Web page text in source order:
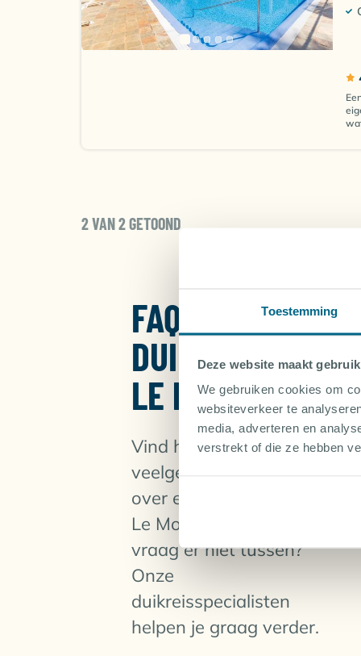
Toestemming
Deze website maakt
We gebruiken cookies om
websiteverkeer te
media, adverteren en
verstrekt of die ze hebben
2 VAN 2 GETOOND
FAQ |
DUIKVAKANTIE
LE MORNE
Vind hier de
veelgestelde vragen
over een duikvakantie in
Le Morne. Staat jouw
vraag er niet tussen?
Onze
duikreisspecialisten
helpen je graag verder.